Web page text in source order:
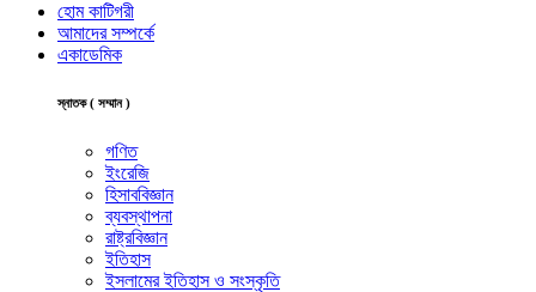
হোম কাটিগরী
আমাদের সম্পর্কে
একাডেমিক
স্নাতক ( সম্মান )
গণিত
ইংরেজি
হিসাববিজ্ঞান
ব্যবস্থাপনা
রাষ্ট্রবিজ্ঞান
ইতিহাস
ইসলামের ইতিহাস ও সংস্কৃতি